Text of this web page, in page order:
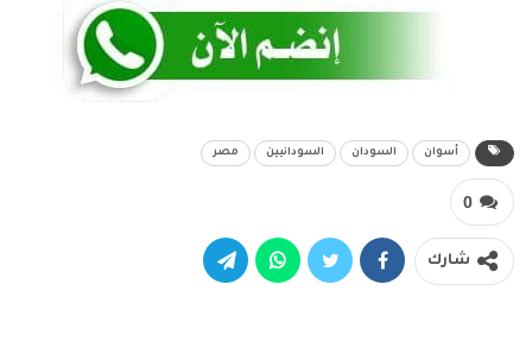
أسوان السودان السودانيين مصر
0
شارك